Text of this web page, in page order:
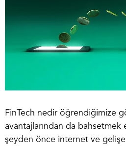
FinTech nedir öğrendiğimize
avantajlarından da
şeyden önce internet ve